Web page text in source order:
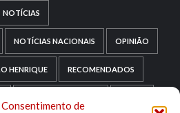
de
NOTÍCIAS
NOTÍCIAS NACIONAIS OPINIÃO
HENRIQUE RECOMENDADOS